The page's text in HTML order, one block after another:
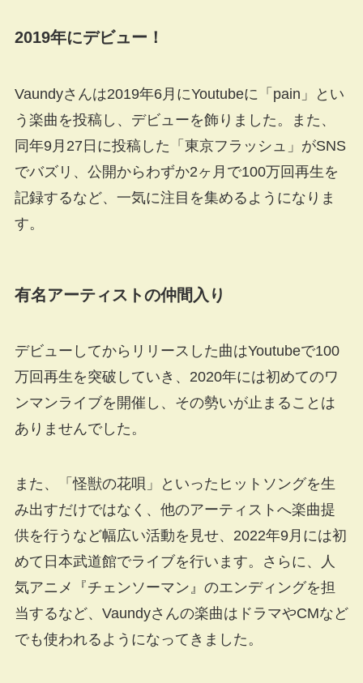
2019年にデビュー！
Vaundyさんは2019年6月にYoutubeに「pain」とい
う楽曲を投稿し、デビューを飾りました。また、
同年9月27日に投稿した「東京フラッシュ」がSNS
でバズリ、公開からわずか2ヶ月で100万回再生を
記録するなど、一気に注目を集めるようになりま
す。
有名アーティストの仲間入り
デビューしてからリリースした曲はYoutubeで100
万回再生を突破していき、2020年には初めてのワ
ンマンライブを開催し、その勢いが止まることは
ありませんでした。
また、「怪獣の花唄」といったヒットソングを生
み出すだけではなく、他のアーティストへ楽曲提
供を行うなど幅広い活動を見せ、2022年9月には初
めて日本武道館でライブを行います。さらに、人
気アニメ『チェンソーマン』のエンディングを担
当するなど、Vaundyさんの楽曲はドラマやCMなど
でも使われるようになってきました。